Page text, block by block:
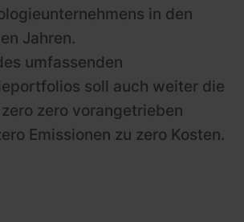
in den
Jahren.
umfassenden
soll auch weiter die
zero vorangetrieben
Emissionen zu zero Kosten.